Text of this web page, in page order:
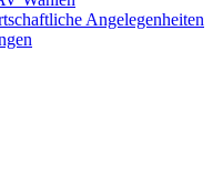
Angelegenheiten